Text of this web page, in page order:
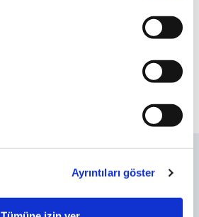
Ayrıntıları göster